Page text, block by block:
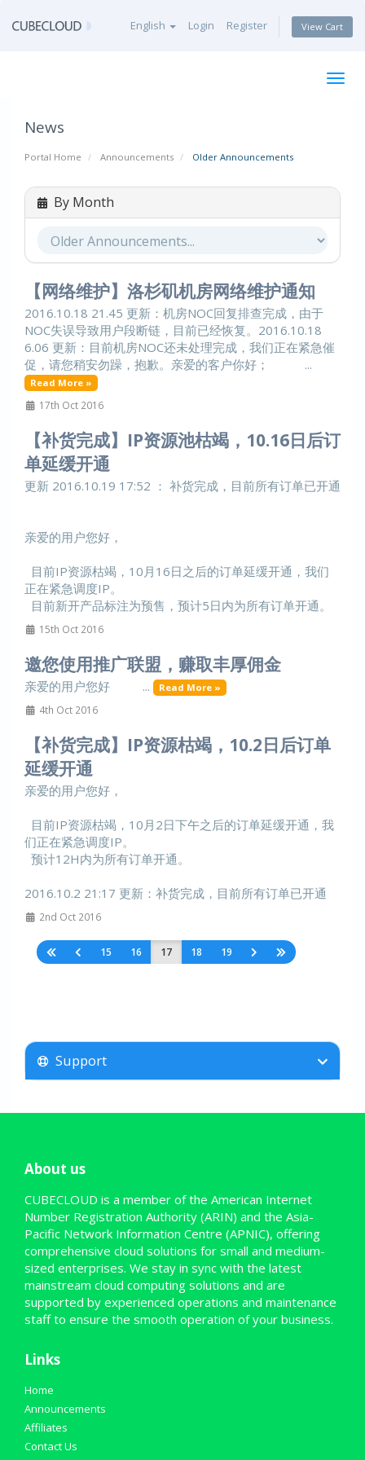
English Login Register View Cart
News
Portal Home Announcements Older Announcements
By Month
【网络维护】洛杉矶机房网络维护通知
2016.10.18 21.45 更新：机房NOC回复排查完成，由于
NOC失误导致用户段断链，目前已经恢复。2016.10.18
6.06 更新：目前机房NOC还未处理完成，我们正在紧急催
促，请您稍安勿躁，抱歉。亲爱的客户你好； ...
Read More »
17th Oct 2016
【补货完成】IP资源池枯竭，10.16日后订
单延缓开通
更新 2016.10.19 17:52 ： 补货完成，目前所有订单已开通
亲爱的用户您好，
目前IP资源枯竭，10月16日之后的订单延缓开通，我们
正在紧急调度IP。
目前新开产品标注为预售，预计5日内为所有订单开通。
15th Oct 2016
邀您使用推广联盟，赚取丰厚佣金
亲爱的用户您好 ... Read More »
4th Oct 2016
【补货完成】IP资源枯竭，10.2日后订单
延缓开通
亲爱的用户您好，
目前IP资源枯竭，10月2日下午之后的订单延缓开通，我
们正在紧急调度IP。
预计12H内为所有订单开通。
2016.10.2 21:17 更新：补货完成，目前所有订单已开通
2nd Oct 2016
15 16 17 18 19
Support
About us
CUBECLOUD is a member of the American Internet
Number Registration Authority (ARIN) and the Asia-
Pacific Network Information Centre (APNIC), offering
comprehensive cloud solutions for small and medium-
sized enterprises. We stay in sync with the latest
mainstream cloud computing solutions and are
supported by experienced operations and maintenance
staff to ensure the smooth operation of your business.
Links
Home
Announcements
Affiliates
Contact Us